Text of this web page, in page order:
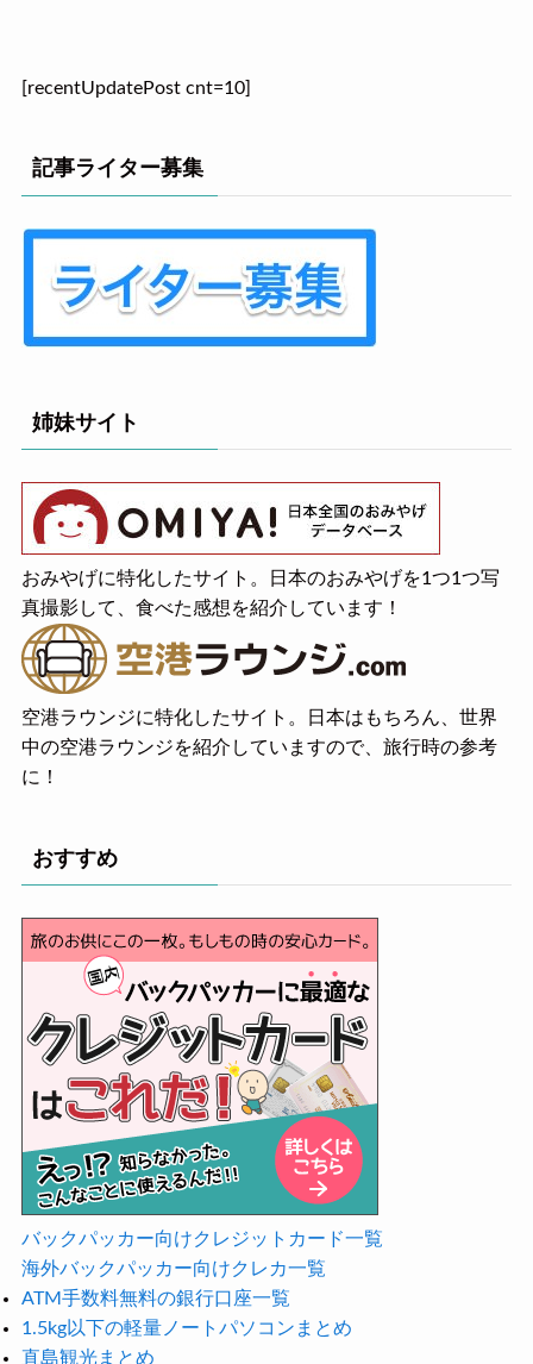
[recentUpdatePost cnt=10]
記事ライター募集
姉妹サイト
おみやげに特化したサイト。日本のおみやげを1つ1つ写
真撮影して、食べた感想を紹介しています！
空港ラウンジに特化したサイト。日本はもちろん、世界
中の空港ラウンジを紹介していますので、旅行時の参考
に！
おすすめ
バックパッカー向けクレジットカード一覧
海外バックパッカー向けクレカ一覧
ATM手数料無料の銀行口座一覧
1.5kg以下の軽量ノートパソコンまとめ
直島観光まとめ